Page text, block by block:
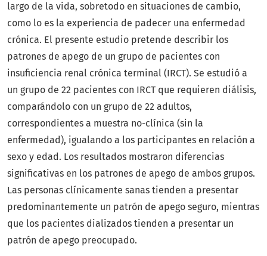
largo de la vida, sobretodo en situaciones de cambio,
como lo es la experiencia de padecer una enfermedad
crónica. El presente estudio pretende describir los
patrones de apego de un grupo de pacientes con
insuficiencia renal crónica terminal (IRCT). Se estudió a
un grupo de 22 pacientes con IRCT que requieren diálisis,
comparándolo con un grupo de 22 adultos,
correspondientes a muestra no-clínica (sin la
enfermedad), igualando a los participantes en relación a
sexo y edad. Los resultados mostraron diferencias
significativas en los patrones de apego de ambos grupos.
Las personas clínicamente sanas tienden a presentar
predominantemente un patrón de apego seguro, mientras
que los pacientes dializados tienden a presentar un
patrón de apego preocupado.